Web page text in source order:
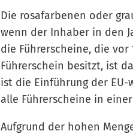
Die rosafarbenen oder
wenn der Inhaber in den
die Führerscheine, die vor
Führerschein besitzt, ist
ist die Einführung der
alle Führerscheine in
Aufgrund der hohen